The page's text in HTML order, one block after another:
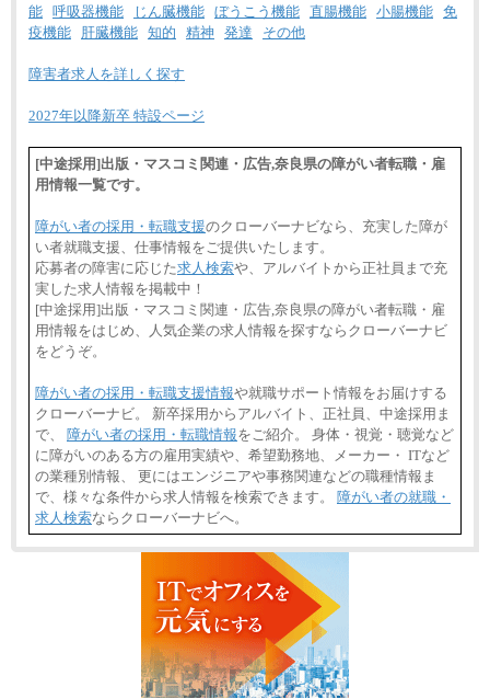
能 呼吸器機能 じん臓機能 ぼうこう機能 直腸機能 小腸機能 免
疫機能
肝臓機能 知的 精神 発達 その他
障害者求人を詳しく探す
2027年以降新卒 特設ページ
[中途採用]出版・マスコミ関連・広告,奈良県の障がい者転職・雇
用情報一覧です。
障がい者の採用・転職支援のクローバーナビなら、充実した障が
い者就職支援、仕事情報をご提供いたします。
応募者の障害に応じた求人検索や、アルバイトから正社員まで充
実した求人情報を掲載中！
[中途採用]出版・マスコミ関連・広告,奈良県の障がい者転職・雇
用情報をはじめ、人気企業の求人情報を探すならクローバーナビ
をどうぞ。
障がい者の採用・転職支援情報や就職サポート情報をお届けする
クローバーナビ。 新卒採用からアルバイト、正社員、中途採用ま
で、 障がい者の採用・転職情報をご紹介。 身体・視覚・聴覚など
に障がいのある方の雇用実績や、希望勤務地、メーカー・ ITなど
の業種別情報、 更にはエンジニアや事務関連などの職種情報ま
で、様々な条件から求人情報を検索できます。 障がい者の就職・
求人検索ならクローバーナビへ。